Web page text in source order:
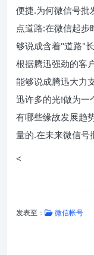
便捷.为何微信号批
点道路:在微信起
够说成含着"道路"
根据腾迅强劲的客
能够说成腾迅大力
迅许多的光!做为一
有哪些缘故发展趋
量的.在未来微信号
<
发表至： 微信帐号